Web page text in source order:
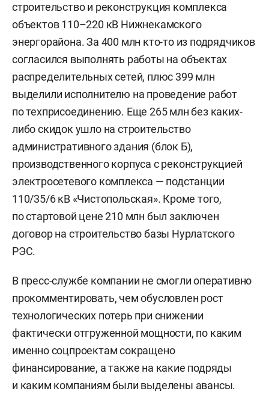
строительство и реконструкция комплекса
объектов 110–220 кВ Нижнекамского
энергорайона. За 400 млн кто-то из подрядчиков
согласился выполнять работы на объектах
распределительных сетей, плюс 399 млн
выделили исполнителю на проведение работ
по техприсоединению. Еще 265 млн без каких-
либо скидок ушло на строительство
административного здания (блок Б),
производственного корпуса с реконструкцией
электросетевого комплекса — подстанции
110/35/6 кВ «Чистопольская». Кроме того,
по стартовой цене 210 млн был заключен
договор на строительство базы Нурлатского
РЭС.
В пресс-службе компании не смогли оперативно
прокомментировать, чем обусловлен рост
технологических потерь при снижении
фактически отгруженной мощности, по каким
именно соцпроектам сокращено
финансирование, а также на какие подряды
и каким компаниям были выделены авансы.